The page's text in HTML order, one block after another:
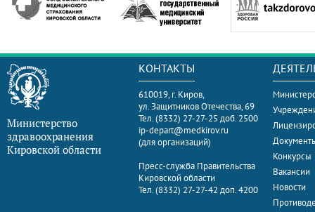
Министерство
здравоохранения
Кировской области
КОНТАКТЫ
610019, г. Киров,
ул. Защитников Отечества, 69
Тел. (8332) 27-27-25 доб. 2500
ip-depart@medkirov.ru
(для организаций)
Пресс-служба Правительства
Кировской области
Тел. (8332) 27-27-42 доп. 4200
Конкурсы
Вакансии
Новости